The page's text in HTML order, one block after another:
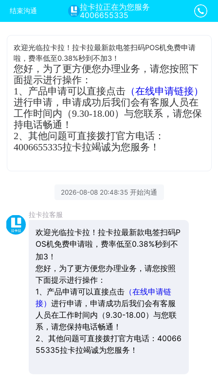
结束沟通
拉卡拉正在为您服务
4006655335
欢迎光临拉卡拉！拉卡拉最新款电签扫码POS机免费申请
啦，费率低至0.38%秒到不加3！
您好，为了更方便您办理业务，请您按照下
面提示进行操作：
1、产品申请可以直接点击 （在线申请链接）
进行申请，申请成功后我们会有客服人员在
工作时间内（9.30-18.00）与您联系，请您保
持电话畅通！
2、其他问题可直接拨打官方电话：
4006655335拉卡拉竭诚为您服务！
2026-08-08 20:48:35 开始沟通
拉卡拉客服
欢迎光临拉卡拉！拉卡拉最新款电签扫码P
OS机免费申请啦，费率低至0.38%秒到不
加3！
您好，为了更方便您办理业务，请您按照
下面提示进行操作：
1、产品申请可以直接点击（在线申请链
接） 进行申请，申请成功后我们会有客服
人员在工作时间内（9.30-18.00）与您联
系，请您保持电话畅通！
2、其他问题可直接拨打官方电话：40066
55335拉卡拉竭诚为您服务！